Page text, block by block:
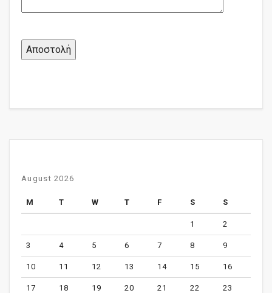
August 2026
M T W T F S S
1 2
3 4 5 6 7 8 9
10 11 12 13 14 15 16
17 18 19 20 21 22 23